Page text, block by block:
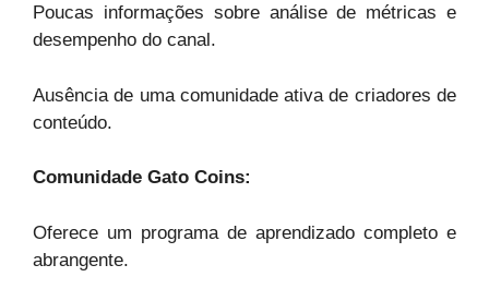
Poucas informações sobre análise de métricas e
desempenho do canal.
Ausência de uma comunidade ativa de criadores de
conteúdo.
Comunidade Gato Coins:
Oferece um programa de aprendizado completo e
abrangente.